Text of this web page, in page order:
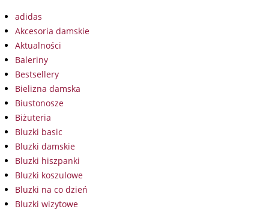
adidas
Akcesoria damskie
Aktualności
Baleriny
Bestsellery
Bielizna damska
Biustonosze
Biżuteria
Bluzki basic
Bluzki damskie
Bluzki hiszpanki
Bluzki koszulowe
Bluzki na co dzień
Bluzki wizytowe